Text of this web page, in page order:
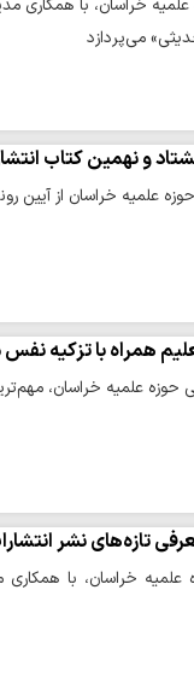
خراسان، با همکاری
می‌پردازد
و نهمین کتاب
علمیه خراسان از آیین
همراه با تزکیه
حوزه علمیه خراسان،
تازه‌های نشر
علمیه خراسان، با